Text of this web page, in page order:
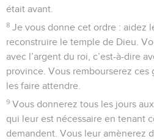
était avant.
8 Je vous donne cet ordre : aidez
reconstruire le temple de Dieu.
avec l’argent du roi, c’est-à-dire
province. Vous rembourserez ces
les faire attendre.
9 Vous donnerez tous les jours
qui leur est nécessaire en tenant
demandent. Vous leur amènerez